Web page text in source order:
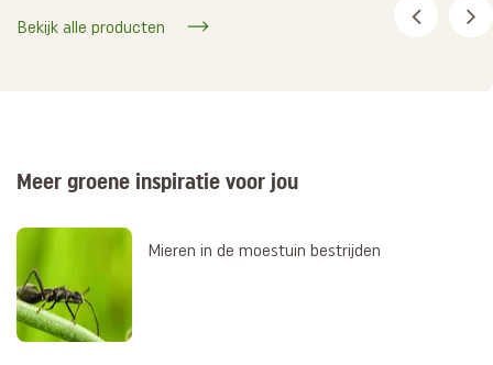
Bekijk alle producten
Meer groene inspiratie voor jou
Mieren in de moestuin bestrijden